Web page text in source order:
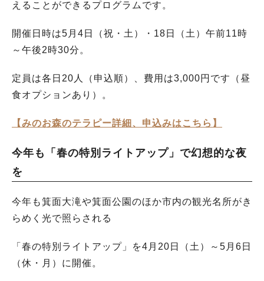
えることができるプログラムです。
開催日時は5月4日（祝・土）・18日（土）午前11時
～午後2時30分。
定員は各日20人（申込順）、費用は3,000円です（昼
食オプションあり）。
【みのお森のテラピー詳細、申込みはこちら】
今年も「春の特別ライトアップ」で幻想的な夜
を
今年も箕面大滝や箕面公園のほか市内の観光名所がき
らめく光で照らされる
「春の特別ライトアップ」を4月20日（土）～5月6日
（休・月）に開催。